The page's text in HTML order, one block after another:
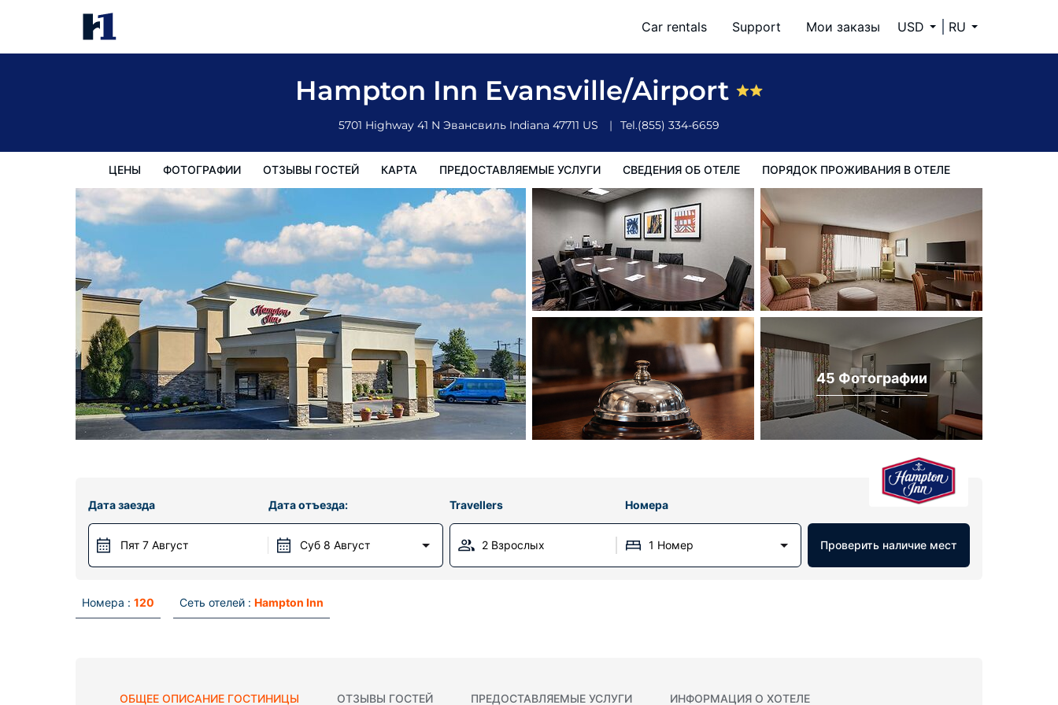
Car rentals Support Мои заказы USD RU
Hampton Inn Evansville/Airport
5701 Highway 41 N Эвансвиль Indiana 47711 US Tel.(855) 334-6659
ЦЕНЫ ФОТОГРАФИИ ОТЗЫВЫ ГОСТЕЙ КАРТА ПРЕДОСТАВЛЯЕМЫЕ УСЛУГИ СВЕДЕНИЯ ОБ ОТЕЛЕ ПОРЯДОК ПРОЖИВАНИЯ В ОТЕЛЕ
Hampton Inn Evansville/Airport
цены Порядок проживания в Отеле
45 Фотографии
Дата заезда
Пят 7 Август
Дата отъезда:
Суб 8 Август
Travellers Номера
2 Взрослых 1 Номер Проверить наличие мест
Номера : 120 Сеть отелей : Hampton Inn
ОБЩЕЕ ОПИСАНИЕ ГОСТИНИЦЫ ОТЗЫВЫ ГОСТЕЙ ПРЕДОСТАВЛЯЕМЫЕ УСЛУГИ ИНФОРМАЦИЯ О ХОТЕЛЕ